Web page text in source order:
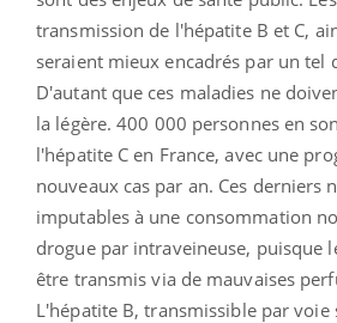
transmission de l'hépatite B et C,
seraient mieux encadrés par un tel
D'autant que ces maladies ne
la légère. 400 000 personnes en
l'hépatite C en France, avec une
nouveaux cas par an. Ces derniers
imputables à une consommation
drogue par intraveineuse, puisque
être transmis via de mauvaises
L'hépatite B, transmissible par voie